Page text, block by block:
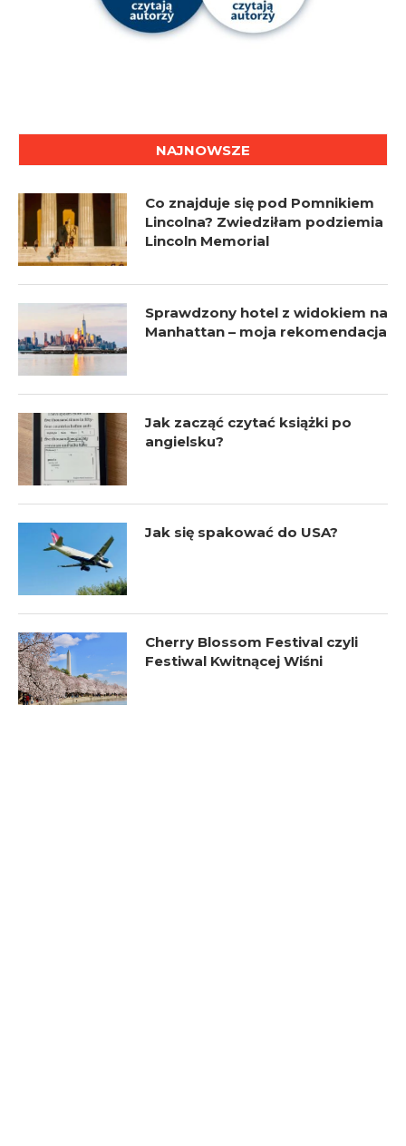
NAJNOWSZE
Co znajduje się pod Pomnikiem
Lincolna? Zwiedziłam podziemia
Lincoln Memorial
Sprawdzony hotel z widokiem na
Manhattan – moja rekomendacja
Jak zacząć czytać książki po
angielsku?
Jak się spakować do USA?
Cherry Blossom Festival czyli
Festiwal Kwitnącej Wiśni